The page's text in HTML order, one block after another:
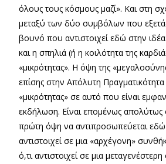
όλους τους κόσμους μαζί». Και στη
μεταξύ των δύο συμβόλων που
βουνό που αντιστοιχεί εδώ στην
και η σπηλιά (ή η κοιλότητα της
«μικρότητας». Η όψη της
επίσης στην Απόλυτη Πραγματικότητα
«μικρότητας» σε αυτό που είναι
εκδήλωση. Είναι επομένως απολύτως
πρώτη όψη να αντιπροσωπεύεται
αντιστοιχεί σε μια «αρχέγονη»
ό,τι αντιστοιχεί σε μια